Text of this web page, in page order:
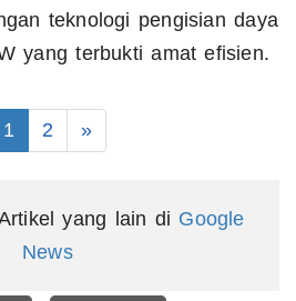
teknologi pengisian daya
yang terbukti amat efisien.
1 2 »
yang lain di Google
News